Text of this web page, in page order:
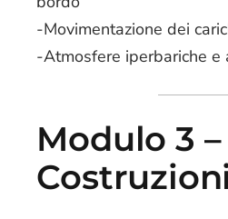
-Movimentazione dei
-Atmosfere iperbariche e
Modulo 3 –